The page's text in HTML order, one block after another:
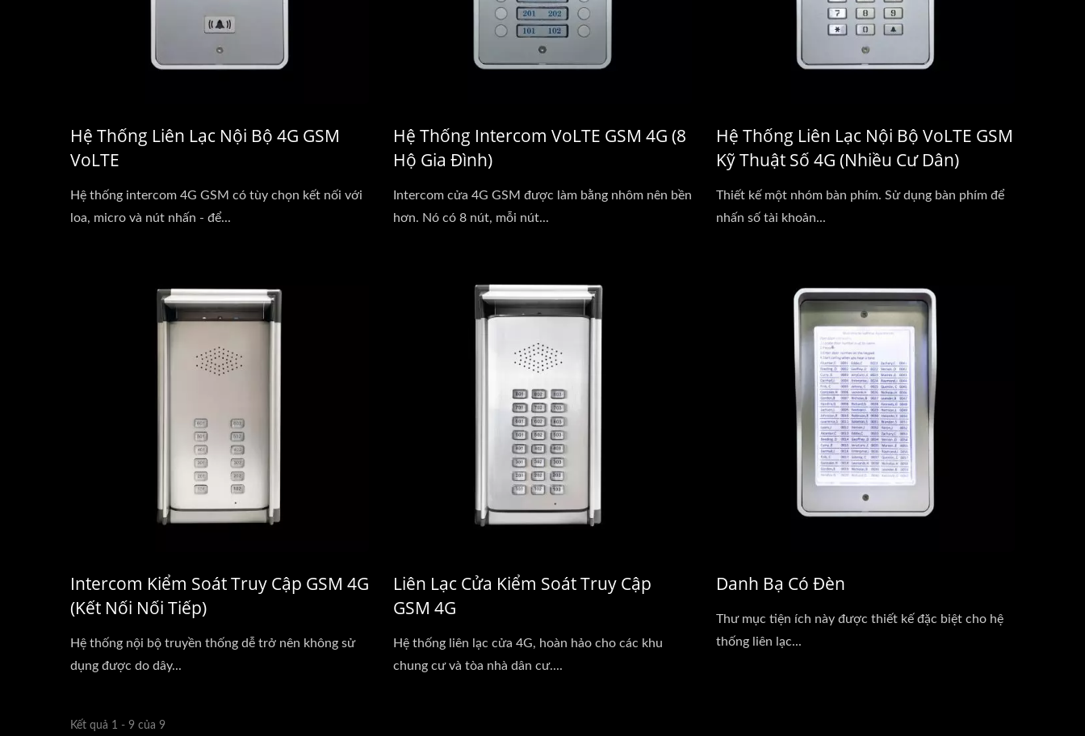
Hệ Thống Liên Lạc Nội Bộ 4G GSM
VoLTE
Hệ thống intercom 4G GSM có tùy chọn kết nối với
loa, micro và nút nhấn - để...
Hệ Thống Intercom VoLTE GSM 4G (8
Hộ Gia Đình)
Intercom cửa 4G GSM được làm bằng nhôm nên bền
hơn. Nó có 8 nút, mỗi nút...
Hệ Thống Liên Lạc Nội Bộ VoLTE GSM
Kỹ Thuật Số 4G (Nhiều Cư Dân)
Thiết kế một nhóm bàn phím. Sử dụng bàn phím để
nhấn số tài khoản...
Intercom Kiểm Soát Truy Cập GSM 4G
(kết Nối Nối Tiếp)
Hệ thống nội bộ truyền thống dễ trở nên không sử
dụng được do dây...
Liên Lạc Cửa Kiểm Soát Truy Cập
GSM 4G
Hệ thống liên lạc cửa 4G, hoàn hảo cho các khu
chung cư và tòa nhà dân cư....
Danh Bạ Có Đèn
Thư mục tiện ích này được thiết kế đặc biệt cho hệ
thống liên lạc...
Kết quả 1 - 9 của 9